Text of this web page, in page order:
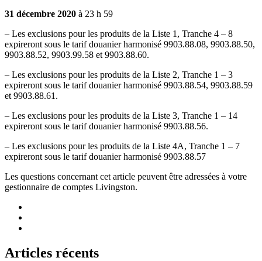
31 décembre 2020 à 23 h 59
– Les exclusions pour les produits de la Liste 1, Tranche 4 – 8
expireront sous le tarif douanier harmonisé 9903.88.08, 9903.88.50,
9903.88.52, 9903.99.58 et 9903.88.60.
– Les exclusions pour les produits de la Liste 2, Tranche 1 – 3
expireront sous le tarif douanier harmonisé 9903.88.54, 9903.88.59
et 9903.88.61.
– Les exclusions pour les produits de la Liste 3, Tranche 1 – 14
expireront sous le tarif douanier harmonisé 9903.88.56.
– Les exclusions pour les produits de la Liste 4A, Tranche 1 – 7
expireront sous le tarif douanier harmonisé 9903.88.57
Les questions concernant cet article peuvent être adressées à votre
gestionnaire de comptes Livingston.
Articles récents